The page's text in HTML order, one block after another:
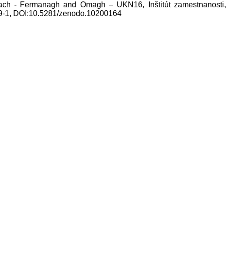
- Fermanagh and Omagh – UKN16, Inštitút zamestnanosti,
1, DOI:10.5281/zenodo.10200164